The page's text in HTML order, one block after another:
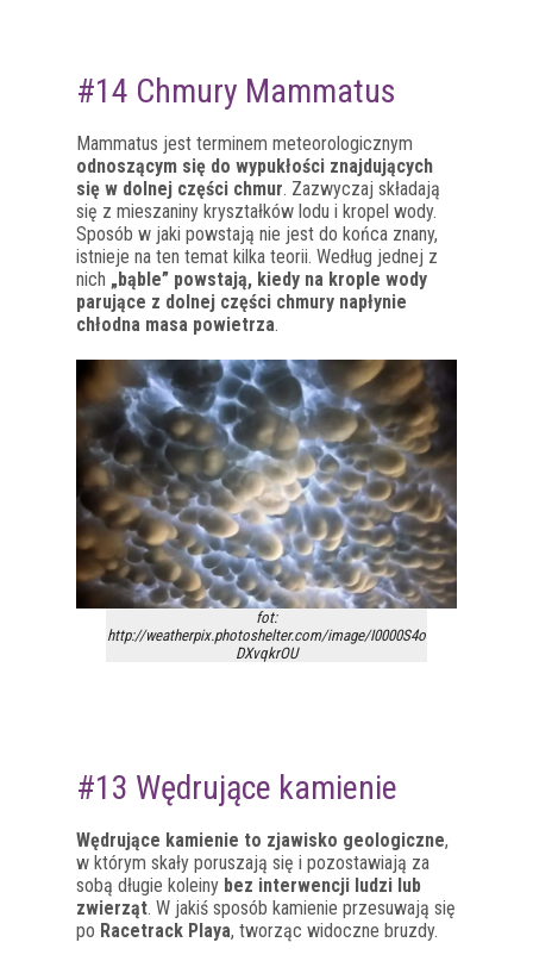
#14 Chmury Mammatus
Mammatus jest terminem meteorologicznym
odnoszącym się do wypukłości znajdujących
się w dolnej części chmur. Zazwyczaj składają
się z mieszaniny kryształków lodu i kropel wody.
Sposób w jaki powstają nie jest do końca znany,
istnieje na ten temat kilka teorii. Według jednej z
nich „bąble” powstają, kiedy na krople wody
parujące z dolnej części chmury napłynie
chłodna masa powietrza.
fot:
http://weatherpix.photoshelter.com/image/I0000S4o
DXvqkrOU
#13 Wędrujące kamienie
Wędrujące kamienie to zjawisko geologiczne,
w którym skały poruszają się i pozostawiają za
sobą długie koleiny bez interwencji ludzi lub
zwierząt. W jakiś sposób kamienie przesuwają się
po Racetrack Playa, tworząc widoczne bruzdy.